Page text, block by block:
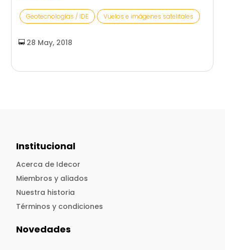
Geotecnologías / IDE Vuelos e imágenes satelitales
28 May, 2018
Institucional
Acerca de Idecor
Miembros y aliados
Nuestra historia
Términos y condiciones
Novedades